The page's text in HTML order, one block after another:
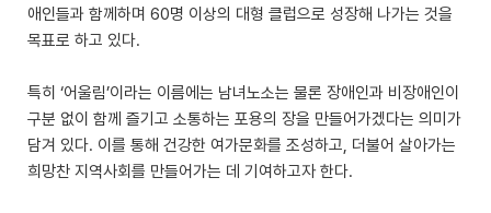
애인들과 함께하며 60명 이상의 대형 클럽으로 성장해 나가는 것을
목표로 하고 있다.
특히 ‘어울림’이라는 이름에는 남녀노소는 물론 장애인과 비장애인이
구분 없이 함께 즐기고 소통하는 포용의 장을 만들어가겠다는 의미가
담겨 있다. 이를 통해 건강한 여가문화를 조성하고, 더불어 살아가는
희망찬 지역사회를 만들어가는 데 기여하고자 한다.